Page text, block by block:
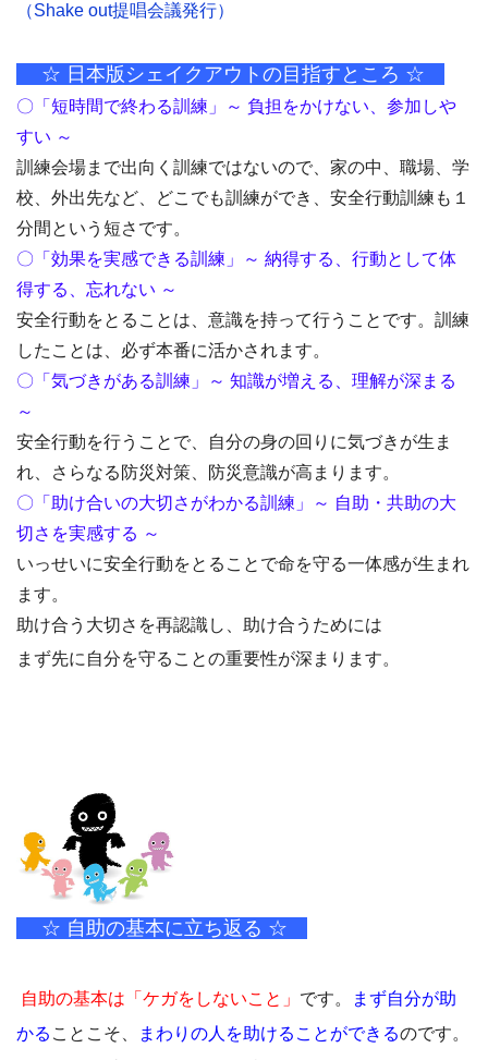
（Shake out提唱会議発行）
☆ 日本版シェイクアウトの目指すところ ☆
〇「短時間で終わる訓練」～ 負担をかけない、参加しや
すい ～
訓練会場まで出向く訓練ではないので、家の中、職場、学
校、外出先など、どこでも訓練ができ、安全行動訓練も１
分間という短さです。
〇「効果を実感できる訓練」～ 納得する、行動として体
得する、忘れない ～
安全行動をとることは、意識を持って行うことです。訓練
したことは、必ず本番に活かされます。
〇「気づきがある訓練」～ 知識が増える、理解が深まる
～
安全行動を行うことで、自分の身の回りに気づきが生ま
れ、さらなる防災対策、防災意識が高まります。
〇「助け合いの大切さがわかる訓練」～ 自助・共助の大
切さを実感する ～
いっせいに安全行動をとることで命を守る一体感が生まれ
ます。
助け合う大切さを再認識し、助け合うためには
まず先に自分を守ることの重要性が深まります。
☆ 自助の基本に立ち返る ☆
自助の基本は「ケガをしないこと」 です。
まず自分が助
かる ことこそ、 まわりの人を助けることができるのです。